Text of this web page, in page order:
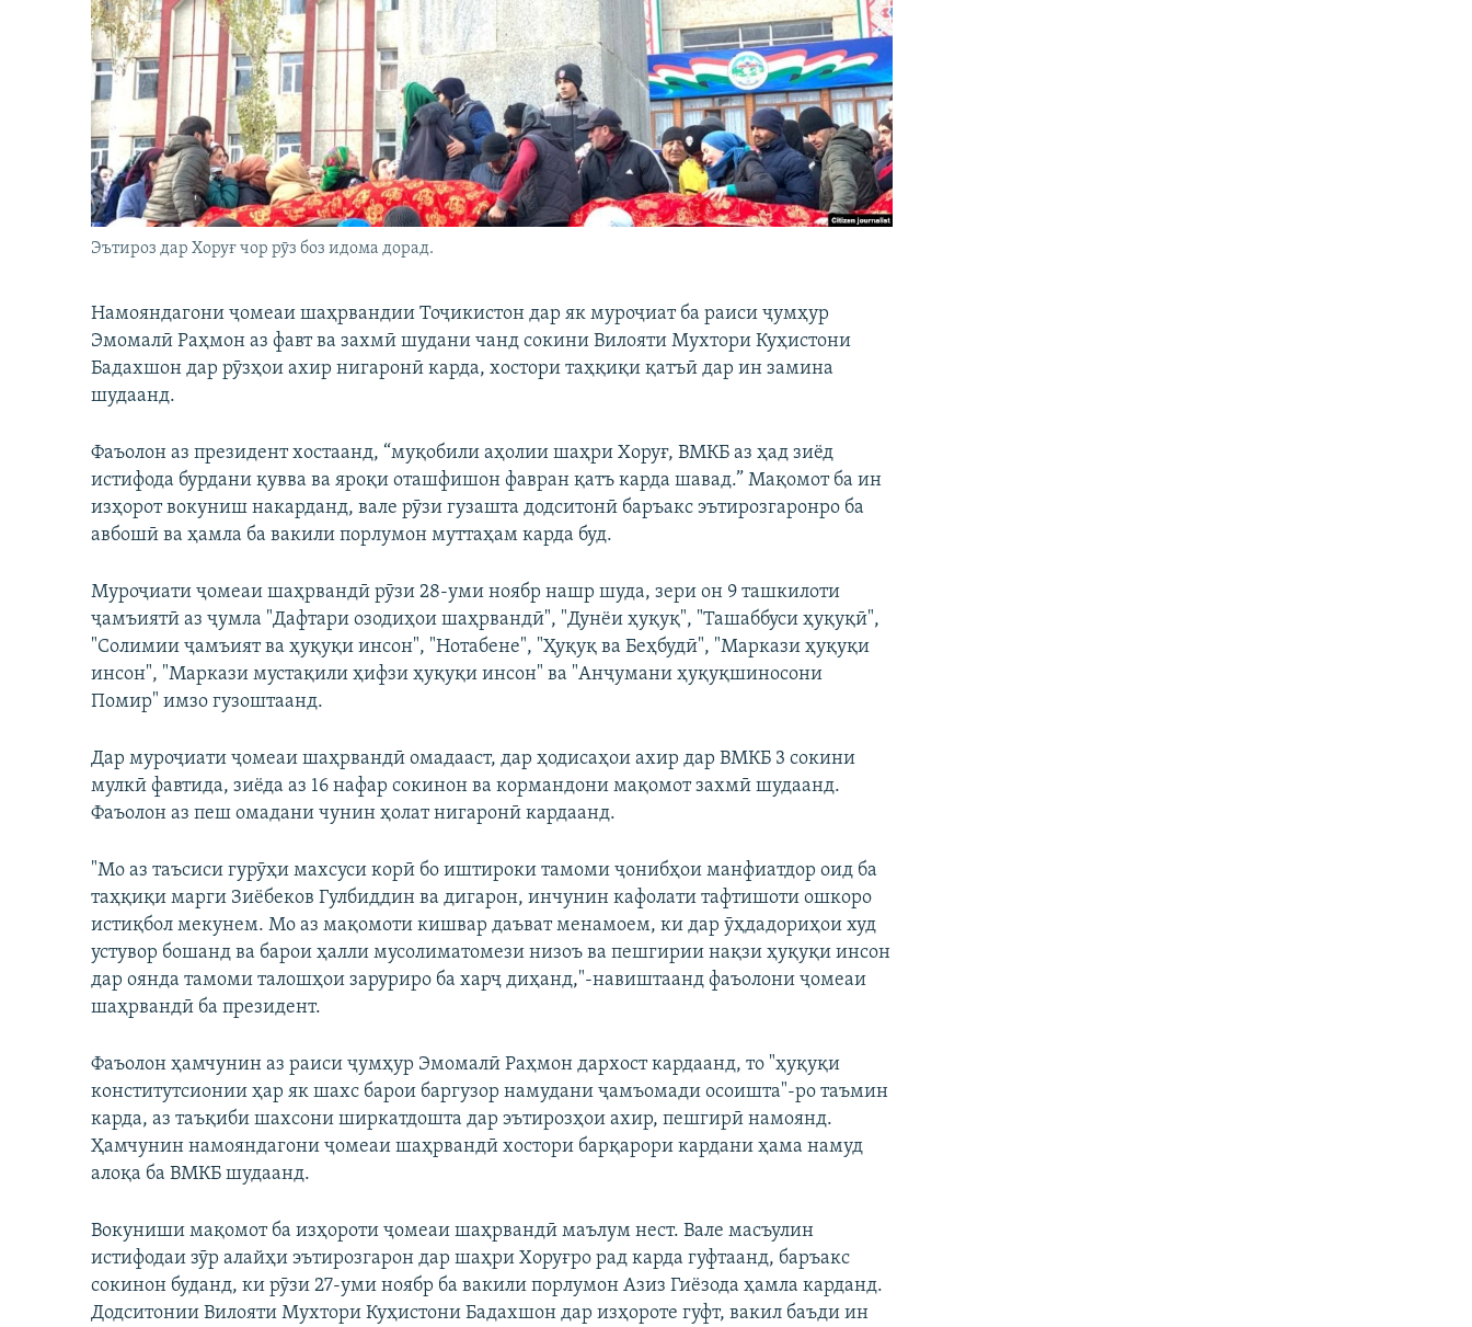
Эътироз дар Хоруғ чор рӯз боз идома дорад.
Намояндагони ҷомеаи шаҳрвандии Тоҷикистон дар як муроҷиат ба раиси ҷумҳур
Эмомалӣ Раҳмон аз фавт ва захмӣ шудани чанд сокини Вилояти Мухтори Куҳистони
Бадахшон дар рӯзҳои ахир нигаронӣ карда, хостори таҳқиқи қатъӣ дар ин замина
шудаанд.
Фаъолон аз президент хостаанд, “муқобили аҳолии шаҳри Хоруғ, ВМКБ аз ҳад зиёд
истифода бурдани қувва ва яроқи оташфишон фавран қатъ карда шавад.” Мақомот ба ин
изҳорот вокуниш накарданд, вале рӯзи гузашта додситонӣ баръакс эътирозгаронро ба
авбошӣ ва ҳамла ба вакили порлумон муттаҳам карда буд.
Муроҷиати ҷомеаи шаҳрвандӣ рӯзи 28-уми ноябр нашр шуда, зери он 9 ташкилоти
ҷамъиятӣ аз ҷумла "Дафтари озодиҳои шаҳрвандӣ", "Дунёи ҳуқуқ", "Ташаббуси ҳуқуқӣ",
"Солимии ҷамъият ва ҳуқуқи инсон", "Нотабене", "Ҳуқуқ ва Беҳбудӣ", "Маркази ҳуқуқи
инсон", "Маркази мустақили ҳифзи ҳуқуқи инсон" ва "Анҷумани ҳуқуқшиносони
Помир" имзо гузоштаанд.
Дар муроҷиати ҷомеаи шаҳрвандӣ омадааст, дар ҳодисаҳои ахир дар ВМКБ 3 сокини
мулкӣ фавтида, зиёда аз 16 нафар сокинон ва кормандони мақомот захмӣ шудаанд.
Фаъолон аз пеш омадани чунин ҳолат нигаронӣ кардаанд.
"Мо аз таъсиси гурӯҳи махсуси корӣ бо иштироки тамоми ҷонибҳои манфиатдор оид ба
таҳқиқи марги Зиёбеков Гулбиддин ва дигарон, инчунин кафолати тафтишоти ошкоро
истиқбол мекунем. Мо аз мақомоти кишвар даъват менамоем, ки дар ӯҳдадориҳои худ
устувор бошанд ва барои ҳалли мусолиматомези низоъ ва пешгирии нақзи ҳуқуқи инсон
дар оянда тамоми талошҳои заруриро ба харҷ диҳанд,"-навиштаанд фаъолони ҷомеаи
шаҳрвандӣ ба президент.
Фаъолон ҳамчунин аз раиси ҷумҳур Эмомалӣ Раҳмон дархост кардаанд, то "ҳуқуқи
конститутсионии ҳар як шахс барои баргузор намудани ҷамъомади осоишта"-ро таъмин
карда, аз таъқиби шахсони ширкатдошта дар эътирозҳои ахир, пешгирӣ намоянд.
Ҳамчунин намояндагони ҷомеаи шаҳрвандӣ хостори барқарори кардани ҳама намуд
алоқа ба ВМКБ шудаанд.
Вокуниши мақомот ба изҳороти ҷомеаи шаҳрвандӣ маълум нест. Вале масъулин
истифодаи зӯр алайҳи эътирозгарон дар шаҳри Хоруғро рад карда гуфтаанд, баръакс
сокинон буданд, ки рӯзи 27-уми ноябр ба вакили порлумон Азиз Гиёзода ҳамла карданд.
Додситонии Вилояти Мухтори Куҳистони Бадахшон дар изҳороте гуфт, вакил баъди ин